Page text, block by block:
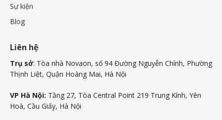
Sự kiện
Blog
Liên hệ
Trụ sở: Tòa nhà Novaon, số 94 Đường Nguyễn Chính, Phường
Thịnh Liệt, Quận Hoàng Mai, Hà Nội
VP Hà Nội: Tầng 27, Tòa Central Point 219 Trung Kính, Yên
Hoà, Cầu Giấy, Hà Nội